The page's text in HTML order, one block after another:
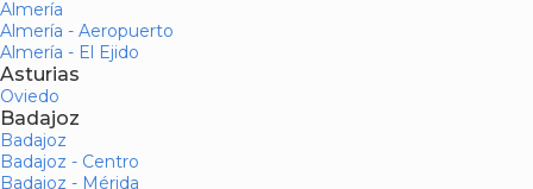
Almería
Almería - Aeropuerto
Almería - El Ejido
Asturias
Oviedo
Badajoz
Badajoz
Badajoz - Centro
Badajoz - Mérida